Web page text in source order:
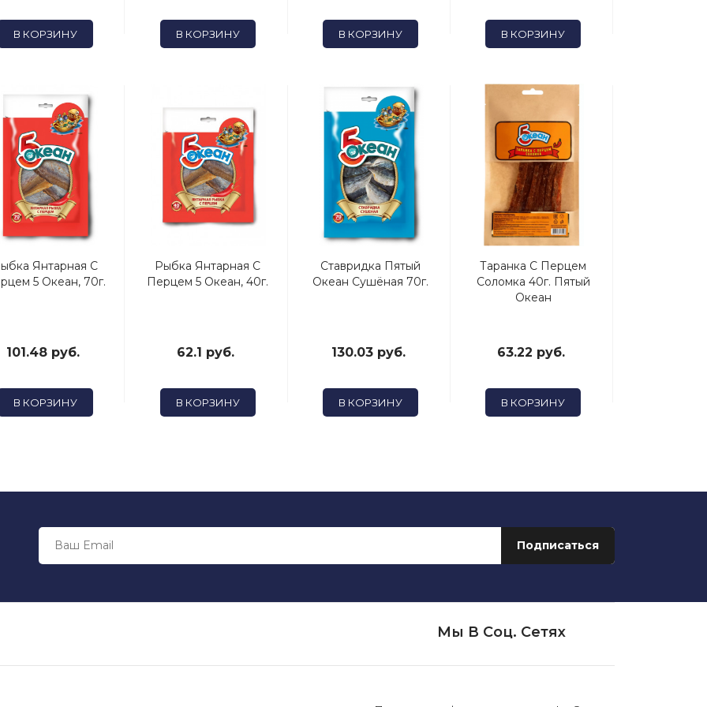
В КОРЗИНУ В КОРЗИНУ В КОРЗИНУ В КОРЗИНУ
Янтарная С
5 Океан, 70г.
101.48 руб.
В КОРЗИНУ
Рыбка Янтарная С
Перцем 5 Океан, 40г.
62.1 руб.
В КОРЗИНУ
Ставридка Пятый
Океан Сушёная 70г.
130.03 руб.
В КОРЗИНУ
Таранка С Перцем
Соломка 40г. Пятый
Океан
63.22 руб.
В КОРЗИНУ
Мы В Соц. Сетях